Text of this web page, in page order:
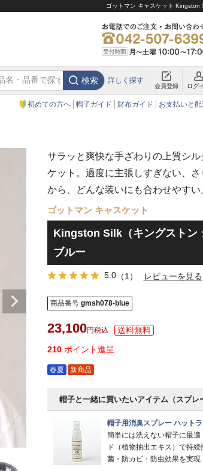
ゴットマン キャスケット Kingston
検索 詳しく探す
会員登録 ログ
初めての方へ 帽子ガイド 財布ガイド お支払いと配
サラッと爽快な手ざわりの上質シ
ケット。過度に主張しすぎない、
から、どんな装いにも合わせやすい
ゴットマン キャスケット
Kingston Silk（キングストン
ブルー
5.0（1） レビューを見る
商品番号 gmsh078-blue
23,100 税込
210 ポイント進呈
春夏 新商品
帽子と一緒に買いたいアイテム（スプレ
帽子用消臭スプレー ハット
簡単には洗えない帽子に最
ド（植物抽出エキス）で持
菌・防カビ・防虫効果を実現